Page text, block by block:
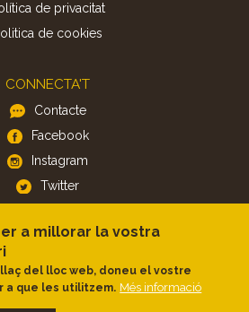
de privacitat
de cookies
CONNECTA'T
Contacte
Facebook
Instagram
Twitter
APP
iOS
Android
a millorar la vostra
del lloc web, doneu el vostre
a que les utilitzem. Més informació